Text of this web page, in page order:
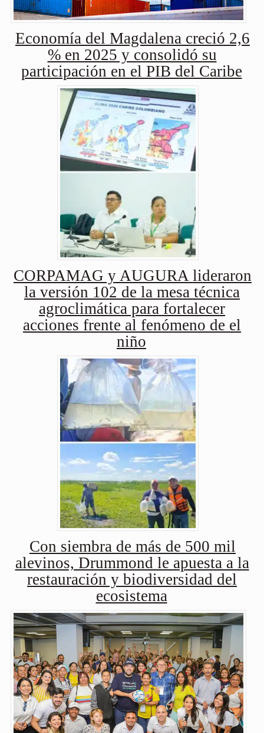
Economía del Magdalena creció 2,6
% en 2025 y consolidó su
participación en el PIB del Caribe
CORPAMAG y AUGURA lideraron
la versión 102 de la mesa técnica
agroclimática para fortalecer
acciones frente al fenómeno de el
niño
Con siembra de más de 500 mil
alevinos, Drummond le apuesta a la
restauración y biodiversidad del
ecosistema